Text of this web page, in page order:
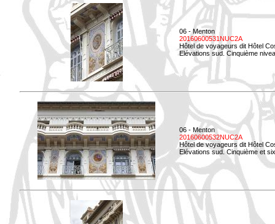
06 - Menton
20160600531NUC2A
Hôtel de voyageurs dit Hôtel
Elévations sud. Cinquième
06 - Menton
20160600532NUC2A
Hôtel de voyageurs dit Hôtel
Elévations sud. Cinquième et